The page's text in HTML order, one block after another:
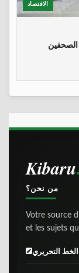
الاقتصاد
Kibaru
من نحن؟
Votre source
et les sujets
التحريري